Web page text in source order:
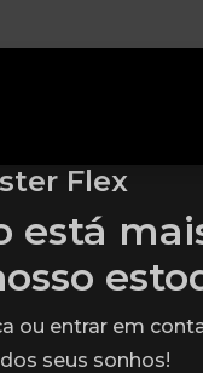
Flex
está
ou entrar em
seus sonhos!